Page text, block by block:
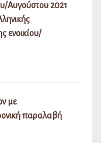
Αυγούστου 2021
ενοικίου/
με
παραλαβή